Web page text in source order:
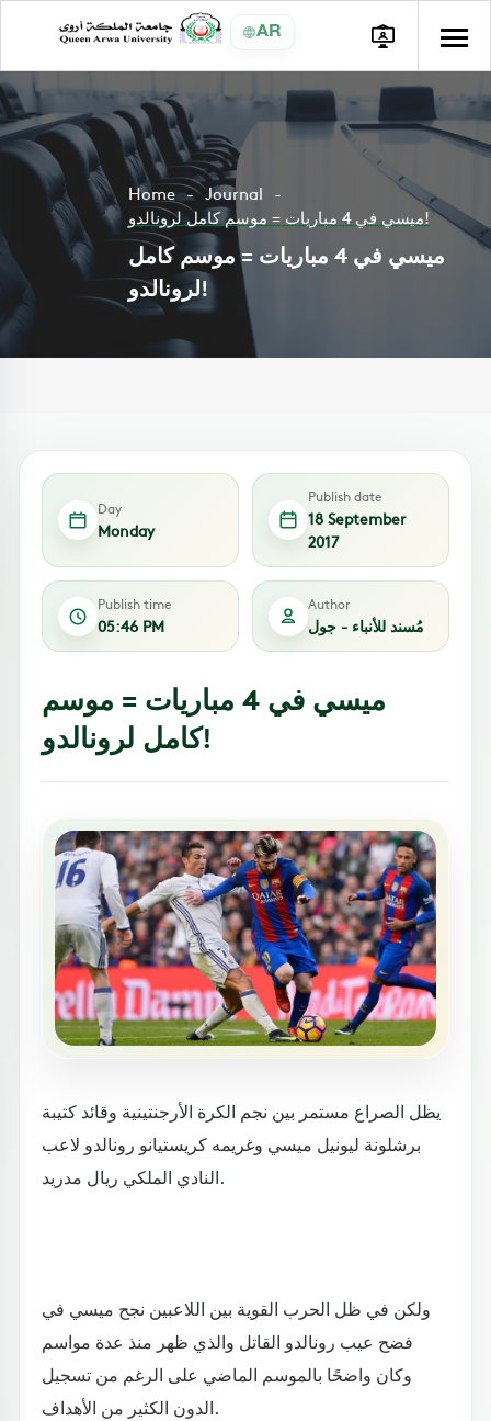
AR
Home
Journal
ميسي في 4 مباريات = موسم كامل لرونالدو!
ميسي في 4 مباريات = موسم كامل
لرونالدو!
Day
Monday
Publish date
18 September
2017
Publish time
05:46 PM
Author
مُسند للأنباء - جول
ميسي في 4 مباريات = موسم
كامل لرونالدو!
يظل الصراع مستمر بين نجم الكرة الأرجنتينية وقائد كتيبة
برشلونة ليونيل ميسي وغريمه كريستيانو رونالدو لاعب
النادي الملكي ريال مدريد.
ولكن في ظل الحرب القوية بين اللاعبين نجح ميسي في
فضح عيب رونالدو القاتل والذي ظهر منذ عدة مواسم
وكان واضحًا بالموسم الماضي على الرغم من تسجيل
الدون الكثير من الأهداف.